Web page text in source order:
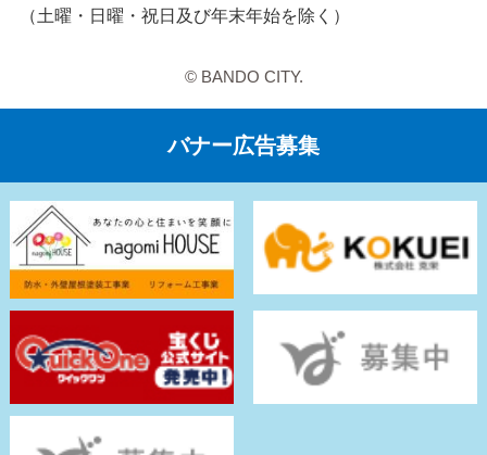
（土曜・日曜・祝日及び年末年始を除く）
© BANDO CITY.
バナー広告募集